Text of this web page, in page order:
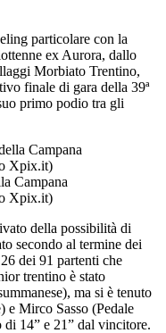
particolare con la
ex Aurora, dallo
Morbiato Trentino,
finale di gara della 39ª
primo podio tra gli
Campana
Xpix.it)
della possibilità di
secondo al termine dei
dei 91 partenti che
trentino è stato
ma si è tenuto
e Mirco Sasso (Pedale
di 14” e 21” dal vincitore.